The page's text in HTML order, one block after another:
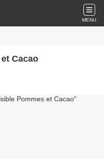
MENU
Cacao